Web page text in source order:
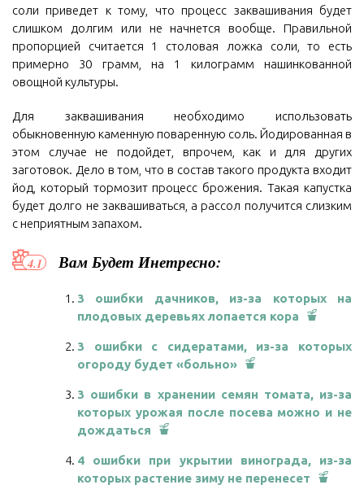
соли приведет к тому, что процесс заквашивания будет
слишком долгим или не начнется вообще. Правильной
пропорцией считается 1 столовая ложка соли, то есть
примерно 30 грамм, на 1 килограмм нашинкованной
овощной культуры.
Для заквашивания необходимо использовать
обыкновенную каменную поваренную соль. Йодированная в
этом случае не подойдет, впрочем, как и для других
заготовок. Дело в том, что в состав такого продукта входит
йод, который тормозит процесс брожения. Такая капустка
будет долго не заквашиваться, а рассол получится слизким
с неприятным запахом.
Вам Будет Инетресно:
3 ошибки дачников, из-за которых на
плодовых деревьях лопается кора
3 ошибки с сидератами, из-за которых
огороду будет «больно»
3 ошибки в хранении семян томата, из-за
которых урожая после посева можно и не
дождаться
4 ошибки при укрытии винограда, из-за
которых растение зиму не перенесет